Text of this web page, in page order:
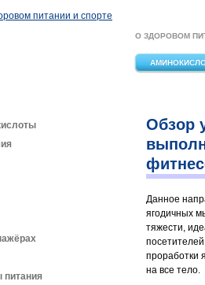
питании и спорте
О ЗДОРОВОМ
питания
Обзор
Данное
ягодичных
тяжести,
проработки
на все тело.